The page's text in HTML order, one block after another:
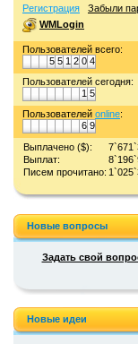
Регистрация
Забыли
WMLogin
Пользователей всего:
5 5 1 2 0 4
Пользователей сегодня:
1 5
Пользователей online:
6 9
Выплачено ($):
Выплат:
Писем прочитано:
Новые вопросы
Задать свой
Новые идеи